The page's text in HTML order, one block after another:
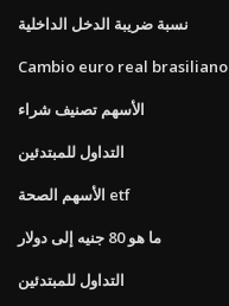
نسبة ضريبة الدخل الداخلية
Cambio euro real brasiliano
الأسهم تصنيف شراء
التداول للمبتدئين
الأسهم الصحة etf
ما هو 80 جنيه إلى دولار
التداول للمبتدئين